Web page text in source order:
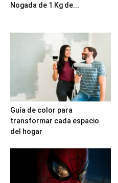
Nogada de 1 Kg de...
Guía de color para
transformar cada espacio
del hogar